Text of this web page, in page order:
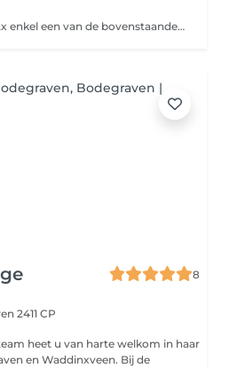
Voor duo-massage boek 2x enkel een van de bovenstaande opties
8
2411 CP
heet u van harte welkom in haar
en Waddinxveen. Bij de